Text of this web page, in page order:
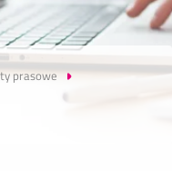
si
ę
prasowe